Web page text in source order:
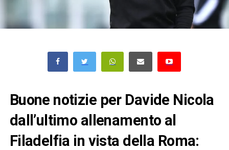
Buone notizie per Davide Nicola
dall’ultimo allenamento al
Filadelfia in vista della Roma: